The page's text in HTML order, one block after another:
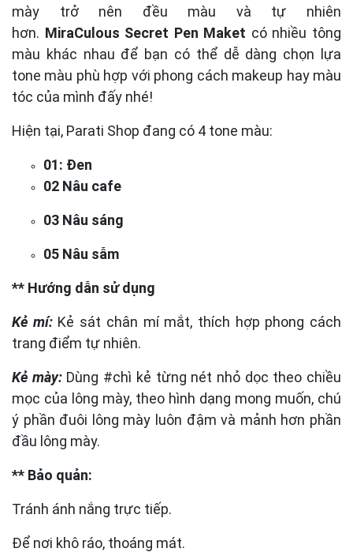
mày trở nên đều màu và tự nhiên
hơn. MiraCulous Secret Pen Maket có nhiều tông
màu khác nhau để bạn có thể dễ dàng chọn lựa
tone màu phù hợp với phong cách makeup hay màu
tóc của mình đấy nhé!
Hiện tại, Parati Shop đang có 4 tone màu:
01: Đen
02 Nâu cafe
03 Nâu sáng
05 Nâu sẫm
** Hướng dẫn sử dụng
Kẻ mí:Kẻ sát chân mí mắt, thích hợp phong cách
trang điểm tự nhiên.
Kẻ mày: Dùng #chì kẻ từng nét nhỏ dọc theo chiều
mọc của lông mày, theo hình dạng mong muốn, chú
ý phần đuôi lông mày luôn đậm và mảnh hơn phần
đầu lông mày.
** Bảo quản:
Tránh ánh nắng trực tiếp.
Để nơi khô ráo, thoáng mát.